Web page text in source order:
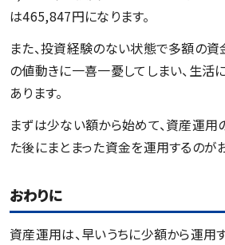
は465,847円になります。
また、投資経験のない状態で多額の資
の値動きに一喜一憂してしまい、生活
あります。
まずは少ない額から始めて、資産運
た後にまとまった資金を運用するのが
おわりに
資産運用は、早いうちに少額から運用